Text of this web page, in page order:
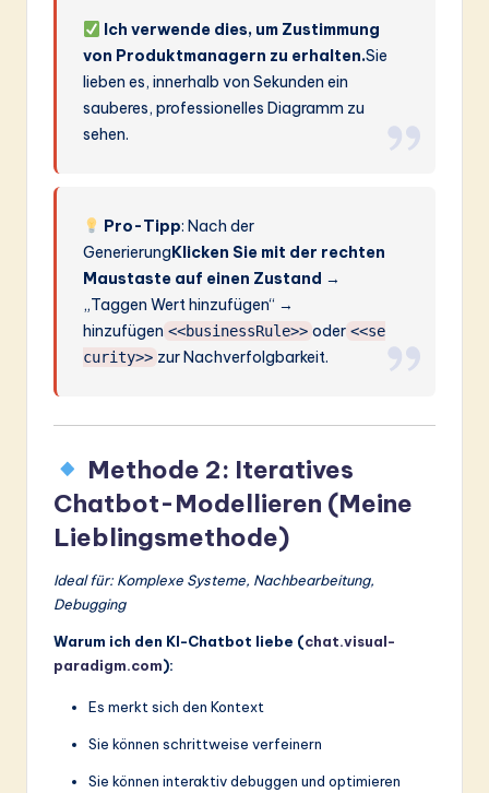
Ich verwende dies, um Zustimmung
von Produktmanagern zu erhalten.Sie
lieben es, innerhalb von Sekunden ein
sauberes, professionelles Diagramm zu
sehen.
Pro-Tipp: Nach der
GenerierungKlicken Sie mit der rechten
Maustaste auf einen Zustand →
„Taggen Wert hinzufügen“ →
hinzufügen <<businessRule>> oder <<se
curity>> zur Nachverfolgbarkeit.
Methode 2: Iteratives
Chatbot-Modellieren (Meine
Lieblingsmethode)
Ideal für: Komplexe Systeme, Nachbearbeitung,
Debugging
Warum ich den KI-Chatbot liebe (chat.visual-
paradigm.com):
Es merkt sich den Kontext
Sie können schrittweise verfeinern
Sie können interaktiv debuggen und optimieren